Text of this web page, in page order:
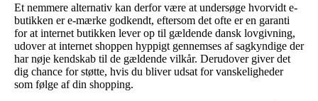
Et nemmere alternativ kan derfor være at undersøge hvorvidt e-
butikken er e-mærke godkendt, eftersom det ofte er en garanti
for at internet butikken lever op til gældende dansk lovgivning,
udover at internet shoppen hyppigt gennemses af sagkyndige der
har nøje kendskab til de gældende vilkår. Derudover giver det
dig chance for støtte, hvis du bliver udsat for vanskeligheder
som følge af din shopping.